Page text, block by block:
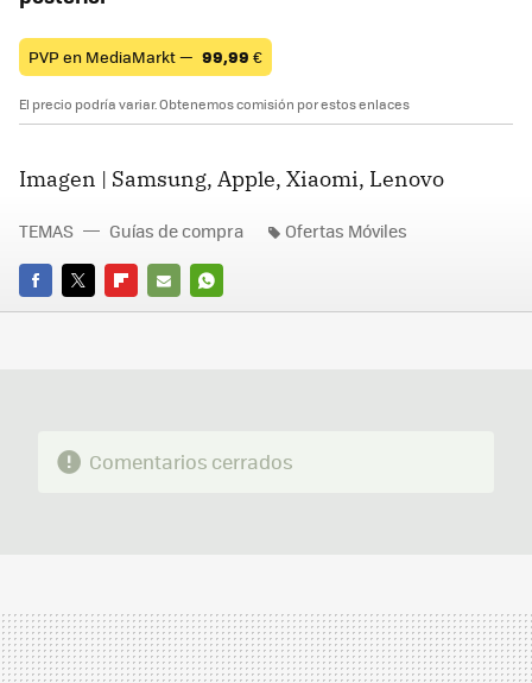
PVP en MediaMarkt — 99,99 €
El precio podría variar. Obtenemos comisión por estos enlaces
Imagen | Samsung, Apple, Xiaomi, Lenovo
FACEBOOK
TWITTERFLIPBOARD
E-
WHATSAPP
TEMAS Guías de compra Ofertas Móviles
Comentarios cerrados